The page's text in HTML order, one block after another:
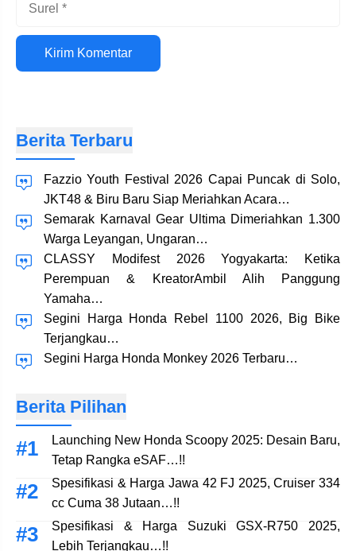
Situs
web
Berita Terbaru
Fazzio Youth Festival 2026 Capai Puncak di Solo,
JKT48 & Biru Baru Siap Meriahkan Acara…
Semarak Karnaval Gear Ultima Dimeriahkan 1.300
Warga Leyangan, Ungaran…
CLASSY Modifest 2026 Yogyakarta: Ketika
Perempuan & KreatorAmbil Alih Panggung
Yamaha…
Segini Harga Honda Rebel 1100 2026, Big Bike
Terjangkau…
Segini Harga Honda Monkey 2026 Terbaru…
Berita Pilihan
Launching New Honda Scoopy 2025: Desain Baru,
Tetap Rangka eSAF…!!
Spesifikasi & Harga Jawa 42 FJ 2025, Cruiser 334
cc Cuma 38 Jutaan…!!
Spesifikasi & Harga Suzuki GSX-R750 2025,
Lebih Terjangkau…!!